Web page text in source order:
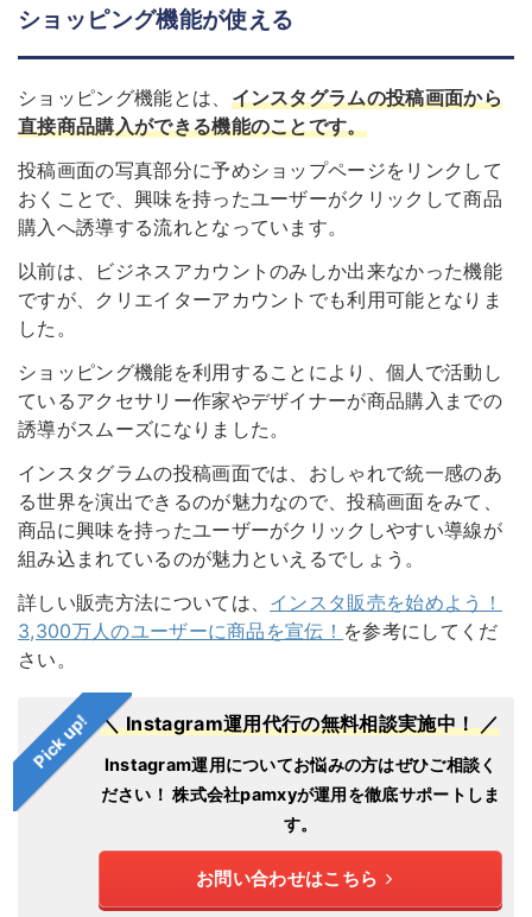
ショッピング機能が使える
ショッピング機能とは、 インスタグラムの投稿画面から
直接商品購入ができる機能のことです。
投稿画面の写真部分に予めショップページをリンクして
おくことで、興味を持ったユーザーがクリックして商品
購入へ誘導する流れとなっています。
以前は、ビジネスアカウントのみしか出来なかった機能
ですが、クリエイターアカウントでも利用可能となりま
した。
ショッピング機能を利用することにより、個人で活動し
ているアクセサリー作家やデザイナーが商品購入までの
誘導がスムーズになりました。
インスタグラムの投稿画面では、おしゃれで統一感のあ
る世界を演出できるのが魅力なので、投稿画面をみて、
商品に興味を持ったユーザーがクリックしやすい導線が
組み込まれているのが魅力といえるでしょう。
詳しい販売方法については、 インスタ販売を始めよう！
3,300万人のユーザーに商品を宣伝！ を参考にしてくだ
さい。
Pick up! ＼ Instagram運用代行の無料相談実施中！ ／
Instagram運用についてお悩みの方はぜひご相談く
ださい！ 株式会社pamxyが運用を徹底サポートしま
す。
お問い合わせはこちら